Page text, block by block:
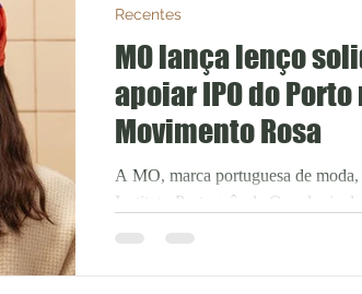
MO lança lenço
apoiar IPO do
Movimento Rosa
A MO, marca portuguesa de moda,
Instituto Português de Oncologia
Recentes